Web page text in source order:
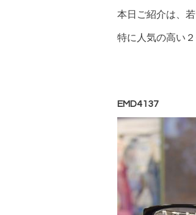
本日ご紹介は、
特に人気の高い
EMD4137